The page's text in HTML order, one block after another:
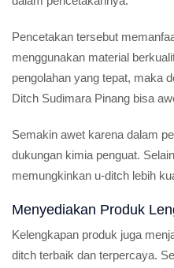
Pencetakan tersebut
menggunakan material
pengolahan yang tepat, maka
Ditch Sudimara Pinang bisa
Semakin awet karena dalam
dukungan kimia penguat.
memungkinkan u-ditch lebih
Menyediakan Produk
Kelengkapan produk juga
ditch terbaik dan terpercaya.